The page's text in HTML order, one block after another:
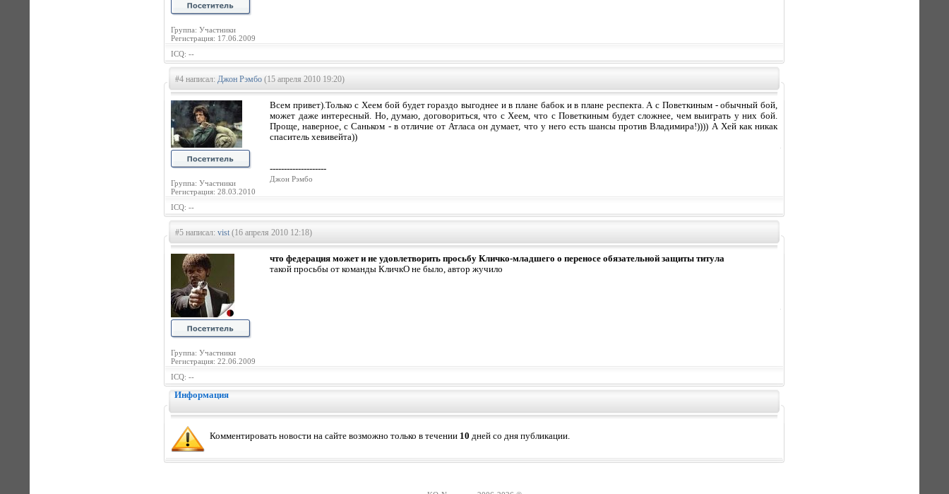
Группа: Участники
Регистрация: 17.06.2009
ICQ: --
#4 написал: Джон Рэмбо (15 апреля 2010 19:20)
Группа: Участники
Регистрация: 28.03.2010
Всем привет).Только с Хеем бой будет гораздо выгоднее и в плане бабок и в плане респекта. А с Поветкиным - обычный бой,
может даже интересный. Но, думаю, договориться, что с Хеем, что с Поветкиным будет сложнее, чем выиграть у них бой.
Проще, наверное, с Саньком - в отличие от Атласа он думает, что у него есть шансы против Владимира!)))) А Хей как никак
спаситель хевивейта))
--------------------
Джон Рэмбо
ICQ: --
#5 написал: vist(16 апреля 2010 12:18)
Группа: Участники
Регистрация: 22.06.2009
что федерация может и не удовлетворить просьбу Кличко-младшего о переносе обязательной защиты титула
такой просьбы от команды КличкО не было, автор жучило
ICQ: --
Информация
Комментировать новости на сайте возможно только в течении 10 дней со дня публикации.